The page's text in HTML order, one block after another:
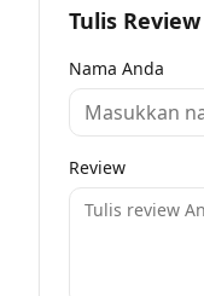
Tulis
Nama Anda
Review